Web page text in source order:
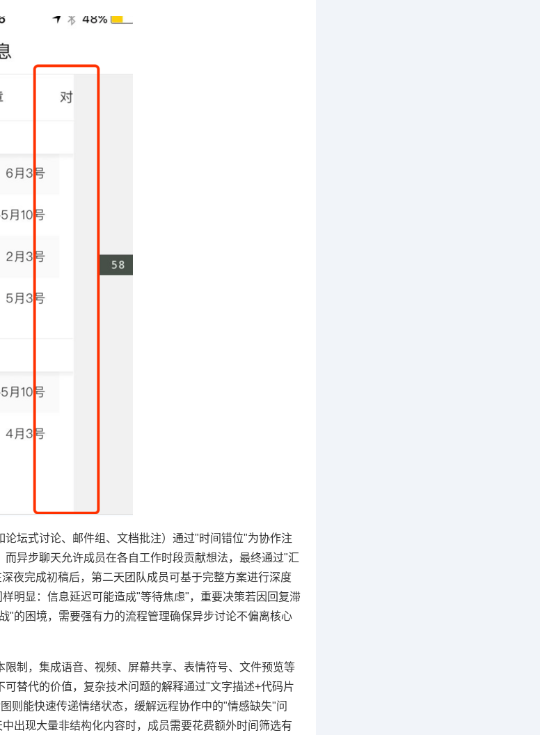
坛式讨论、邮件组、文档批注）通过"时间错位"为协作注
异步聊天允许成员在各自工作时段贡献想法，最终通过"汇
夜完成初稿后，第二天团队成员可基于完整方案进行深度
明显：信息延迟可能造成"等待焦虑"，重要决策若因回复滞
"的困境，需要强有力的流程管理确保异步讨论不偏离核心
制，集成语音、视频、屏幕共享、表情符号、文件预览等
替代的价值，复杂技术问题的解释通过"文字描述+代码片
则能快速传递情绪状态，缓解远程协作中的"情感缺失"问
出现大量非结构化内容时，成员需要花费额外时间筛选有